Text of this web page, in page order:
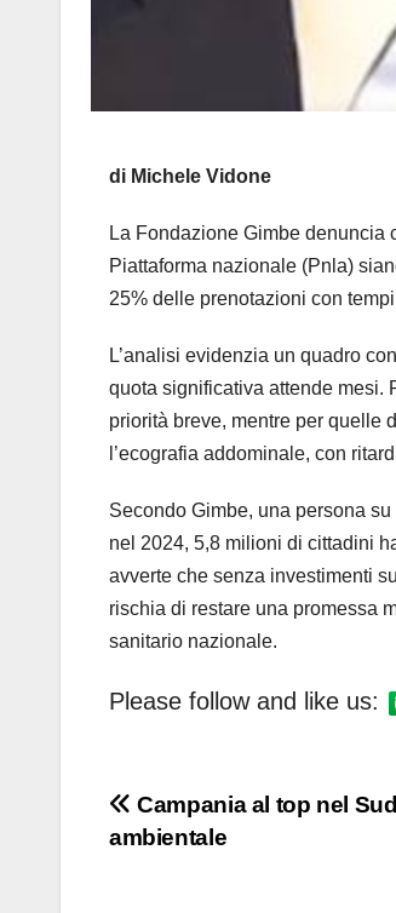
di Michele Vidone
La Fondazione Gimbe denuncia
Piattaforma nazionale (Pnla)
25% delle prenotazioni con
L’analisi evidenzia un quadro
quota significativa attende mesi.
priorità breve, mentre per quelle
l’ecografia addominale, con
Secondo Gimbe, una persona
nel 2024, 5,8 milioni di cittadini
avverte che senza investimenti
rischia di restare una promessa
sanitario nazionale.
Please follow and like us:
Navigazione
Campania al top nel
ambientale